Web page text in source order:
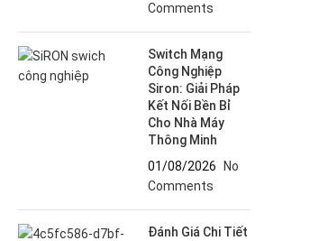
Comments
Switch Mạng
Công Nghiệp
Siron: Giải Pháp
Kết Nối Bền Bỉ
Cho Nhà Máy
Thông Minh
01/08/2026
No
Comments
Đánh Giá Chi Tiết